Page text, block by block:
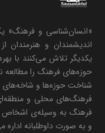
«انسان‌شناسی و فرهنگ» یک
اندیشمندان و هنرمندان
یکدیگر تلاش می‌کنند با
حوزه‌های فرهنگ را مطالعه
شناخت حوزه‌ها و شاخه‌های
فرهنگ‌های محلی و
فرهنگ به وسیله‌ی اشخاص
و به صورت داوطلبانه اداره